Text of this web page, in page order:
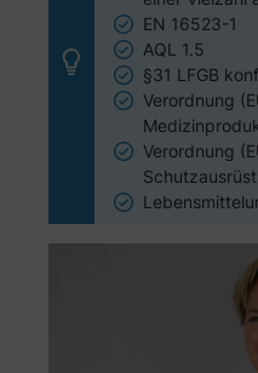
EN 16523-1
AQL 1.5
§31 LFGB
Verordnung
Verordnung